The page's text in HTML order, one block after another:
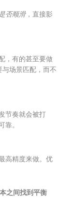
否顺滑，直接影
，有的甚至要做
场景匹配，而不
节奏就会被打
靠。
高精度来做。优
之间找到平衡